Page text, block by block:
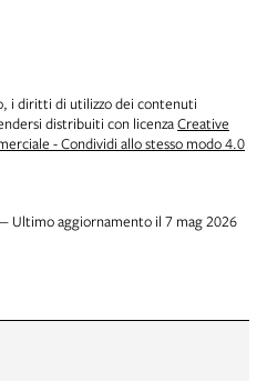
i diritti di utilizzo dei contenuti
distribuiti con licenzaCreative
- Condividi allo stesso modo 4.0
Ultimo aggiornamento il 7 mag 2026